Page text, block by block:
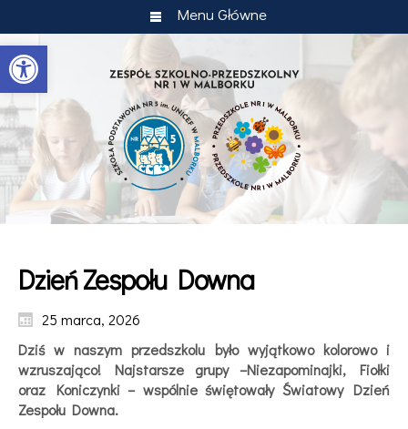
Otwórz pasek narzędzi
Menu Główne
Dzień Zespołu Downa
25 marca, 2026
Dziś w naszym przedszkolu było wyjątkowo kolorowo i
wzruszająco! Najstarsze grupy –Niezapominajki, Fiołki
oraz Koniczynki – wspólnie świętowały Światowy Dzień
Zespołu Downa.